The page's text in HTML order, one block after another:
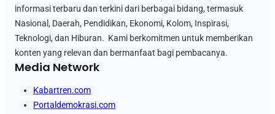
informasi terbaru dan terkini dari berbagai bidang, termasuk
Nasional, Daerah, Pendidikan, Ekonomi, Kolom, Inspirasi,
Teknologi, dan Hiburan. Kami berkomitmen untuk memberikan
konten yang relevan dan bermanfaat bagi pembacanya.
Media Network
Kabartren.com
Portaldemokrasi.com